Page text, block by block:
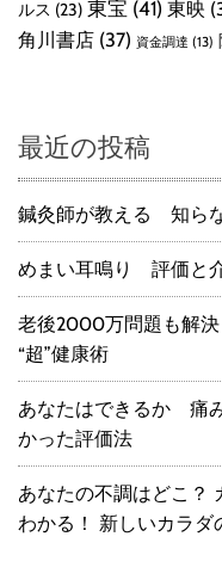
ルス (23) 東宝 (41) 東映
角川書店 (37) 資金調達 (13)
最近の投稿
鍼灸師が教える 知ら
めまい耳鳴り 評価と
老後2000万問題も解
“超”健康術
あなたはできるか 痛
かった評価法
あなたの不調はどこ？
わかる！ 新しいカラダ